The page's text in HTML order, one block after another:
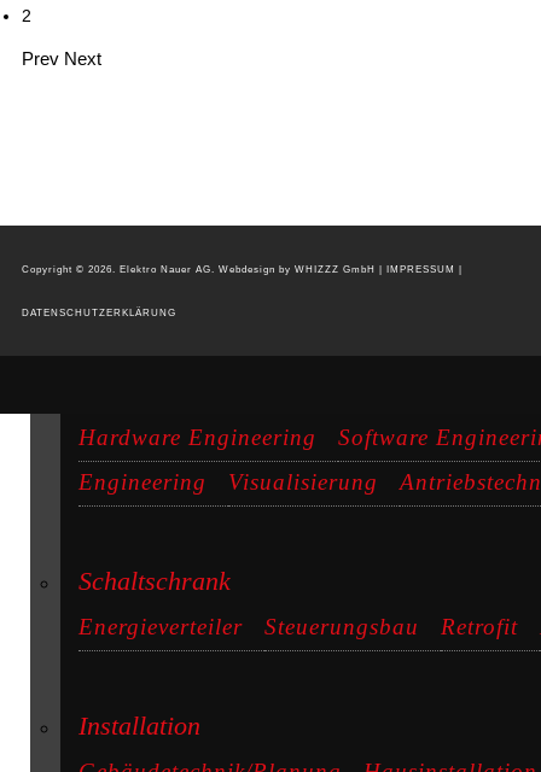
2
Prev Next
Copyright © 2026. Elektro Nauer AG. Webdesign by WHIZZZ GmbH | IMPRESSUM |
DATENSCHUTZERKLÄRUNG
Hardware Engineering
Software
Engineering
Visualisierung
Schaltschrank
Energieverteiler Steuerungsbau Retrofit
Installation